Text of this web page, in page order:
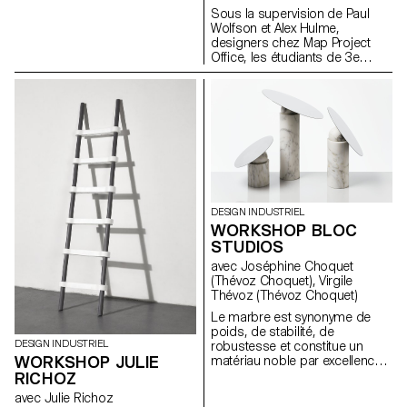
puisque chaque image coûte
Sous la supervision de Paul
Wolfson et Alex Hulme,
designers chez Map Project
Office, les étudiants de 3e
année en Bachelor Design
& Interaction Design ont conçu
des objets fonctionnant sur le
principe "viser et tirer". Ceux-ci
s'inspirent des opportunités
créées par l'approche Open
Source et pourraient facilement
être répliqués par toute
personne en ayant besoin ou
envie.
DESIGN INDUSTRIEL
WORKSHOP JULIE
RICHOZ
avec Julie Richoz
DESIGN INDUSTRIEL
WORKSHOP BLOC
STUDIOS
avec Joséphine Choquet
(Thévoz Choquet), Virgile
Thévoz (Thévoz Choquet)
Le marbre est synonyme de
poids, de stabilité, de
robustesse et constitue un
matériau noble par excellence.